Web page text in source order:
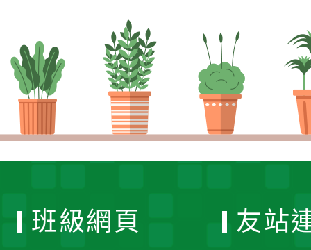
班級網頁 友站